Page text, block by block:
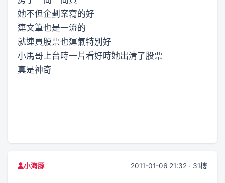
她不但企劃案寫的好
連文筆也是一流的
就連買股票也運氣特別好
小馬哥上台時一片看好時她出清了股票
真是神奇
小海豚 2011-01-06 21:32 · 31樓